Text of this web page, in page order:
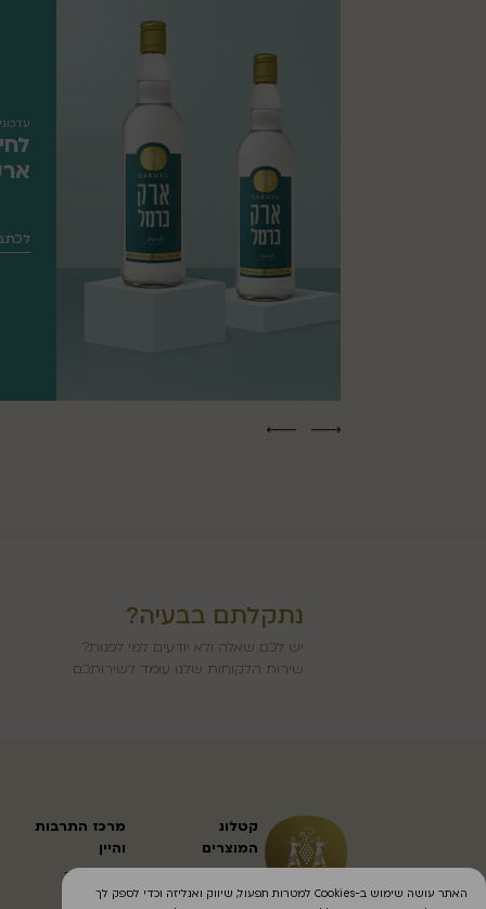
נתקלתם בבעיה?
יש לכם שאלה ולא יודעים למי לפנות?
שירות הלקוחות שלנו עומד לשירותכם
קטלוג
המוצרים
יינות ממותקים
מרכז התרבות
והיין
הזמנת סיור
האתר עושה שימוש ב-Cookies למטרות תפעול, שיווק ואנליזה וכדי לספק לך